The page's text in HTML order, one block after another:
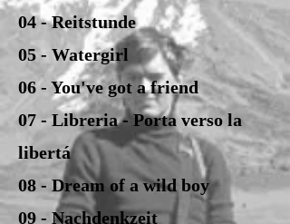
04 - Reitstunde
05 - Watergirl
06 - You've got a friend
07 - Libreria - Porta verso la
libertá
08 - Dream of a wild boy
09 - Nachdenkzeit